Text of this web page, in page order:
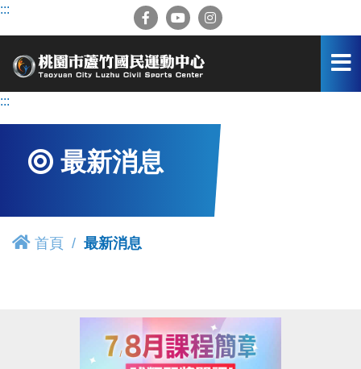
跳
容
:::
:::
最新消息
首頁 最新消息